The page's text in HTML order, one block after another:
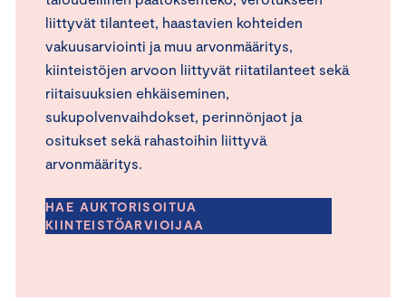
liittyvät tilanteet, haastavien kohteiden
vakuusarviointi ja muu arvonmääritys,
kiinteistöjen arvoon liittyvät riitatilanteet sekä
riitaisuuksien ehkäiseminen,
sukupolvenvaihdokset, perinnönjaot ja
ositukset sekä rahastoihin liittyvä
arvonmääritys.
HAE AUKTORISOITUA
KIINTEISTÖARVIOIJAA